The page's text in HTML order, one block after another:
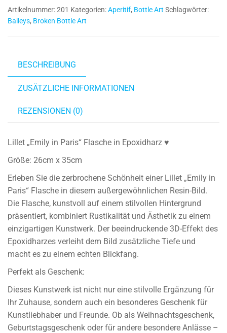
Broken
Bottle
Flaschenkunst
I
Bilderrahmen
Artikelnummer:201 Kategorien:Aperitif, Bottle Art Schlagwörter:
Baileys, Broken Bottle Art
BESCHREIBUNG
ZUSÄTZLICHE INFORMATIONEN
REZENSIONEN (0)
Lillet „Emily in Paris“ Flasche in Epoxidharz ♥️
Größe: 26cm x 35cm
Erleben Sie die zerbrochene Schönheit einer Lillet „Emily in
Paris“ Flasche in diesem außergewöhnlichen Resin-Bild.
Die Flasche, kunstvoll auf einem stilvollen Hintergrund
präsentiert, kombiniert Rustikalität und Ästhetik zu einem
einzigartigen Kunstwerk. Der beeindruckende 3D-Effekt des
Epoxidharzes verleiht dem Bild zusätzliche Tiefe und
macht es zu einem echten Blickfang.
Perfekt als Geschenk:
Dieses Kunstwerk ist nicht nur eine stilvolle Ergänzung für
Ihr Zuhause, sondern auch ein besonderes Geschenk für
Kunstliebhaber und Freunde. Ob als Weihnachtsgeschenk,
Geburtstagsgeschenk oder für andere besondere Anlässe –